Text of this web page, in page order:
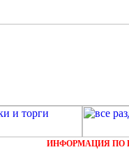
ИНФОРМАЦИЯ ПО